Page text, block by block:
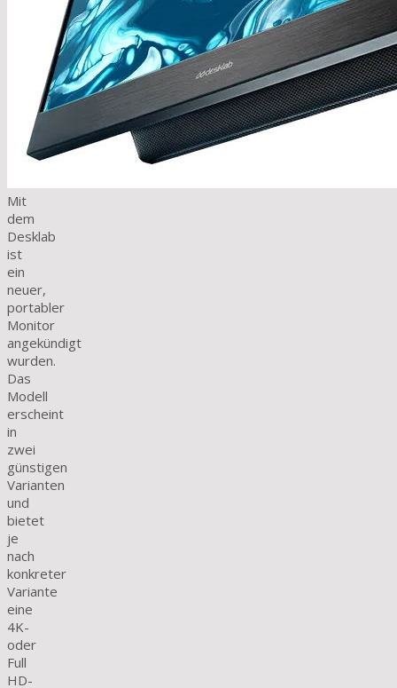
Mit
dem
Desklab
ist
ein
neuer,
portabler
Monitor
angekündigt
wurden.
Das
Modell
erscheint
in
zwei
günstigen
Varianten
und
bietet
je
nach
konkreter
Variante
eine
4K-
oder
Full
HD-